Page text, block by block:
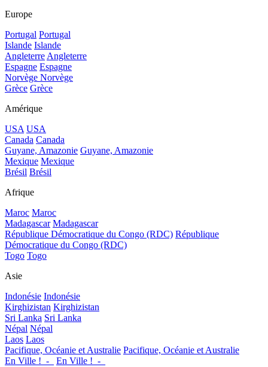
Europe
Portugal Portugal
Islande Islande
AngleterreAngleterre
Espagne Espagne
Norvège Norvège
Grèce Grèce
Amérique
USA USA
Canada Canada
Guyane, Amazonie Guyane, Amazonie
Mexique Mexique
Brésil Brésil
Afrique
Maroc Maroc
Madagascar Madagascar
République Démocratique du Congo (RDC) République
Démocratique du Congo (RDC)
Togo Togo
Asie
Indonésie Indonésie
Kirghizistan Kirghizistan
Sri Lanka Sri Lanka
Népal Népal
Laos Laos
Pacifique, Océanie et Australie Pacifique, Océanie et Australie
En Ville !_-_
En Ville !_-_